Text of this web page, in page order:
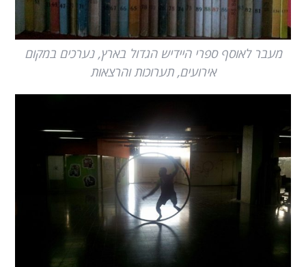
מעבר לאוסף ספרי היידיש הגדול בארץ, נערכים במקום
אירועים, תערוכות והרצאות